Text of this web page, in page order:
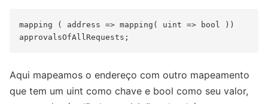
mapping ( address => mapping( uint => bool ))
Aqui mapeamos o endereço com outro mapeamento
que tem um uint como chave e bool como seu valor,